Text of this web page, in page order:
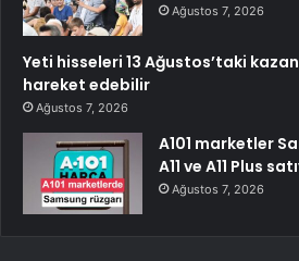
Ağustos 7, 2026
Yeti hisseleri 13 Ağustos’taki
hareket edebilir
Ağustos 7, 2026
A101 marketler
A11 ve A11 Plus
Ağustos 7, 2026